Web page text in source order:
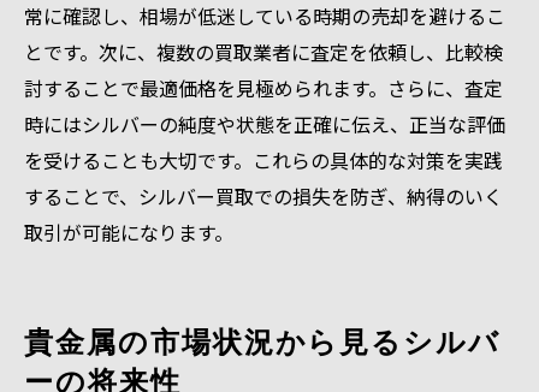
常に確認し、相場が低迷している時期の売却を避けるこ
とです。次に、複数の買取業者に査定を依頼し、比較検
討することで最適価格を見極められます。さらに、査定
時にはシルバーの純度や状態を正確に伝え、正当な評価
を受けることも大切です。これらの具体的な対策を実践
することで、シルバー買取での損失を防ぎ、納得のいく
取引が可能になります。
貴金属の市場状況から見るシルバ
ーの将来性